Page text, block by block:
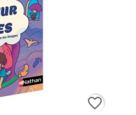
favorite_border